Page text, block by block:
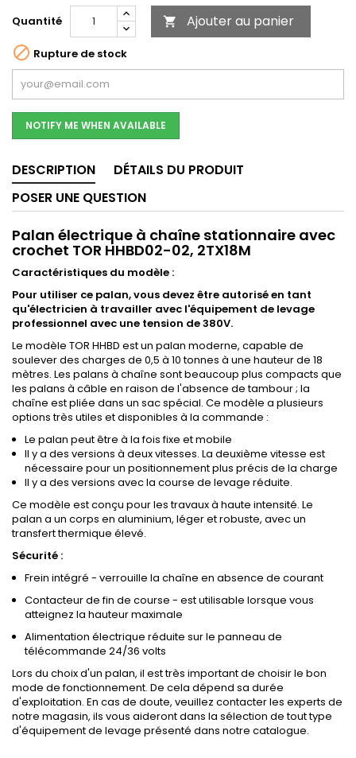
Quantité
 Ajouter au panier
 Rupture de stock
NOTIFY ME WHEN AVAILABLE
DESCRIPTION
DÉTAILS DU PRODUIT
POSER UNE QUESTION
Palan électrique à chaîne stationnaire avec
crochet TOR HHBD02-02, 2TX18M
Caractéristiques du modèle :
Pour utiliser ce palan, vous devez être autorisé en tant
qu'électricien à travailler avec l'équipement de levage
professionnel avec une tension de 380V.
Le modèle TOR HHBD est un palan moderne, capable de
soulever des charges de 0,5 à 10 tonnes à une hauteur de 18
mètres. Les palans à chaîne sont beaucoup plus compacts que
les palans à câble en raison de l'absence de tambour ; la
chaîne est pliée dans un sac spécial. Ce modèle a plusieurs
options très utiles et disponibles à la commande :
Le palan peut être à la fois fixe et mobile
Il y a des versions à deux vitesses. La deuxième vitesse est
nécessaire pour un positionnement plus précis de la charge
Il y a des versions avec la course de levage réduite.
Ce modèle est conçu pour les travaux à haute intensité. Le
palan a un corps en aluminium, léger et robuste, avec un
transfert thermique élevé.
Sécurité :
Frein intégré - verrouille la chaîne en absence de courant
Contacteur de fin de course - est utilisable lorsque vous
atteignez la hauteur maximale
Alimentation électrique réduite sur le panneau de
télécommande 24/36 volts
Lors du choix d'un palan, il est très important de choisir le bon
mode de fonctionnement. De cela dépend sa durée
d'exploitation. En cas de doute, veuillez contacter les experts de
notre magasin, ils vous aideront dans la sélection de tout type
d'équipement de levage présenté dans notre catalogue.